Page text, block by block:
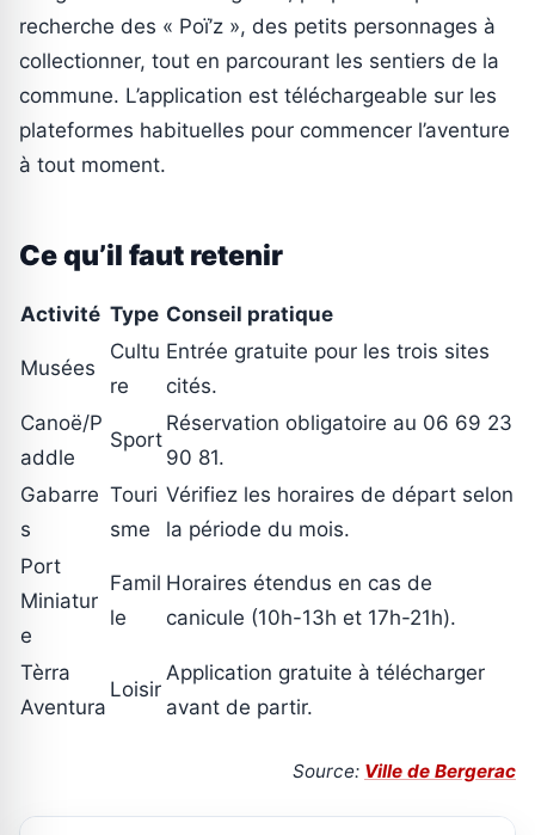
recherche des « Poï’z », des petits personnages à
collectionner, tout en parcourant les sentiers de la
commune. L’application est téléchargeable sur les
plateformes habituelles pour commencer l’aventure
à tout moment.
Ce qu’il faut retenir
Activité Type Conseil pratique
Musées
Cultu
re
Entrée gratuite pour les trois sites
cités.
Canoë/P
addle
Sport
Réservation obligatoire au 06 69 23
90 81.
Gabarre
s
Touri
sme
Vérifiez les horaires de départ selon
la période du mois.
Port
Miniatur
e
Famil
le
Horaires étendus en cas de
canicule (10h-13h et 17h-21h).
Tèrra
Aventura
Loisir
Application gratuite à télécharger
avant de partir.
Source: Ville de Bergerac